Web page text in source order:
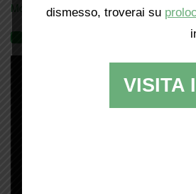
Mostra tutte le locandine
dismesso, troverai su
VISITA